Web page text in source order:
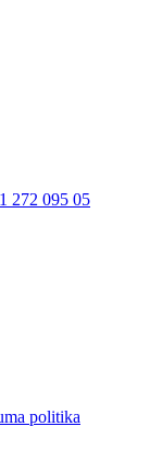
272 095 05
politika